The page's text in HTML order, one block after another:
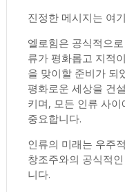
진정한 메시지는 여
엘로힘은 공식적으
류가 평화롭고 지적
을 맞이할 준비가 되
평화로운 세상을 건
키며, 모든 인류 사
중요합니다.
인류의 미래는 우주
창조주와의 공식적
니다.